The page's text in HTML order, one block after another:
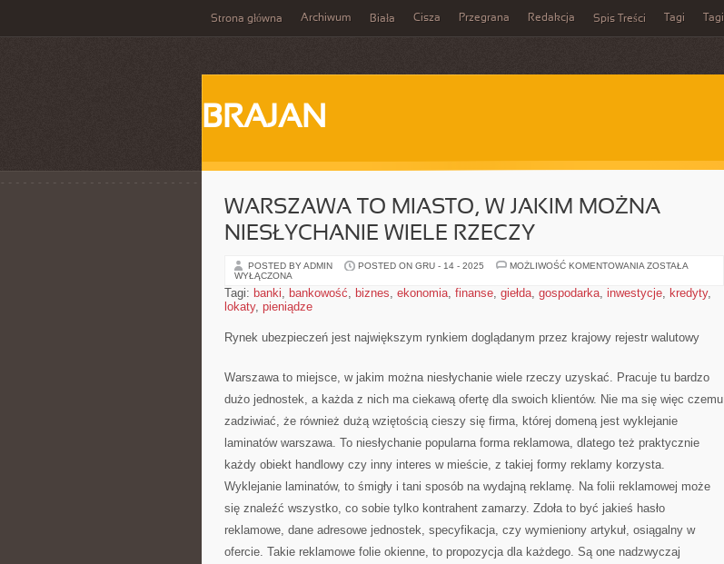
Strona główna Archiwum Biała Cisza Przegrana Redakcja Spis Treści Tagi Tagi
BRAJAN
WARSZAWA TO MIASTO, W JAKIM MOŻNA
NIESŁYCHANIE WIELE RZECZY
POSTED BY ADMIN POSTED ON GRU - 14 - 2025 MOŻLIWOŚĆ KOMENTOWANIA WARSZAWA
W
WIELE
RZECZY
ZOSTAŁA
WYŁĄCZONA
Tagi: banki, bankowość, biznes, ekonomia, finanse, giełda, gospodarka, inwestycje, kredyty,
lokaty, pieniądze
Rynek ubezpieczeń jest największym rynkiem doglądanym przez krajowy rejestr walutowy
Warszawa to miejsce, w jakim można niesłychanie wiele rzeczy uzyskać. Pracuje tu bardzo
dużo jednostek, a każda z nich ma ciekawą ofertę dla swoich klientów. Nie ma się więc czemu
zadziwiać, że również dużą wziętością cieszy się firma, której domeną jest wyklejanie
laminatów warszawa. To niesłychanie popularna forma reklamowa, dlatego też praktycznie
każdy obiekt handlowy czy inny interes w mieście, z takiej formy reklamy korzysta.
Wyklejanie laminatów, to śmigły i tani sposób na wydajną reklamę. Na folii reklamowej może
się znaleźć wszystko, co sobie tylko kontrahent zamarzy. Zdoła to być jakieś hasło
reklamowe, dane adresowe jednostek, specyfikacja, czy wymieniony artykuł, osiągalny w
ofercie. Takie reklamowe folie okienne, to propozycja dla każdego. Są one nadzwyczaj